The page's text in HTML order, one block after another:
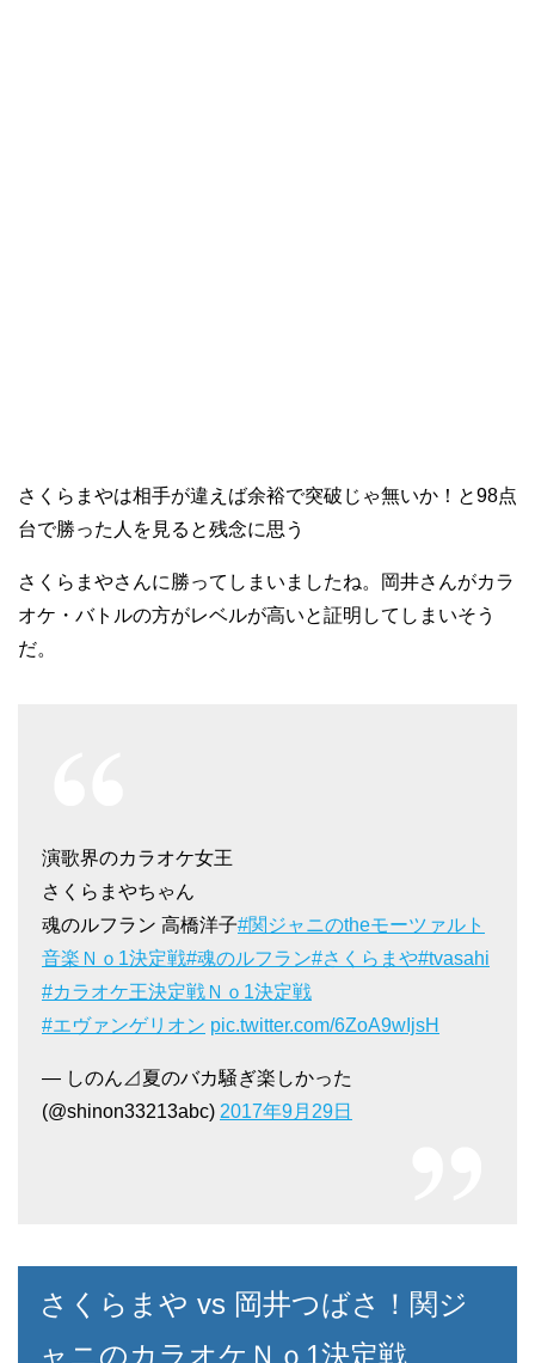
さくらまやは相手が違えば余裕で突破じゃ無いか！と98点
台で勝った人を見ると残念に思う
さくらまやさんに勝ってしまいましたね。岡井さんがカラ
オケ・バトルの方がレベルが高いと証明してしまいそう
だ。
演歌界のカラオケ女王
さくらまやちゃん
魂のルフラン 高橋洋子#関ジャニのtheモーツァルト
音楽Ｎｏ1決定戦#魂のルフラン#さくらまや#tvasahi
#カラオケ王決定戦Ｎｏ1決定戦
#エヴァンゲリオン pic.twitter.com/6ZoA9wIjsH
— しのん⊿夏のバカ騒ぎ楽しかった
(@shinon33213abc) 2017年9月29日
さくらまや vs 岡井つばさ！関ジ
ャニのカラオケＮｏ1決定戦